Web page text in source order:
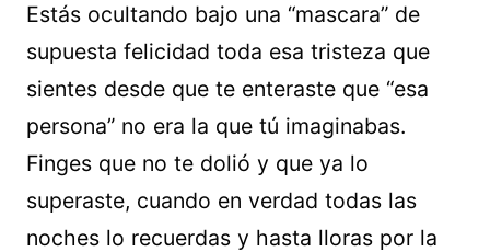
Estás ocultando bajo una “mascara” de
supuesta felicidad toda esa tristeza que
sientes desde que te enteraste que “esa
persona” no era la que tú imaginabas.
Finges que no te dolió y que ya lo
superaste, cuando en verdad todas las
noches lo recuerdas y hasta lloras por la